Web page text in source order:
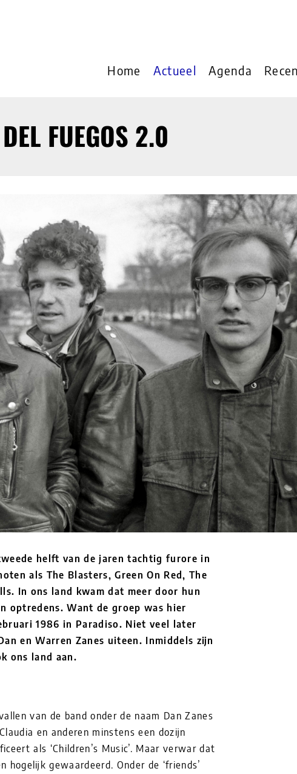
Home Actueel Agenda
FUEGOS 2.0
helft van de jaren tachtig furore in
als The Blasters, Green On Red, The
In ons land kwam dat meer door hun
optredens. Want de groep was hier
1986 in Paradiso. Niet veel later
en Warren Zanes uiteen. Inmiddels zijn
ons land aan.
van de band onder de naam Dan Zanes
en anderen minstens een dozijn
als ‘Children’s Music’. Maar verwar dat
hogelijk gewaardeerd. Onder de ‘friends’